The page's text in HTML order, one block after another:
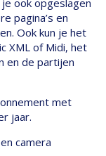
ook opgeslagen
pagina’s en
Ook kun je het
XML of Midi, het
en de partijen
met
jaar.
camera